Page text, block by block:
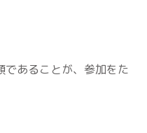
あることが、参加をた